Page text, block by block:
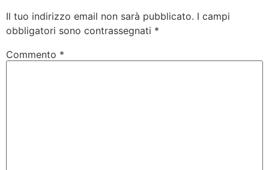
Il tuo indirizzo email non sarà pubblicato. I campi
obbligatori sono contrassegnati *
Commento *